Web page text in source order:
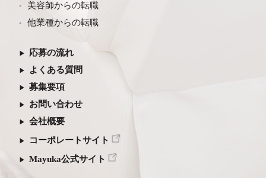
美容師からの転職
他業種からの転職
応募の流れ
よくある質問
募集要項
お問い合わせ
会社概要
コーポレートサイト
Mayuka公式サイト